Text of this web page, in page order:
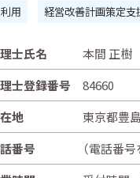
用 経営改善計画策定支
士氏名
本間 正樹
士登録番号
84660
地
東京都豊
番号
（電話番号